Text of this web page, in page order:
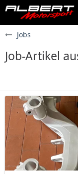
Jobs
Job-Artikel